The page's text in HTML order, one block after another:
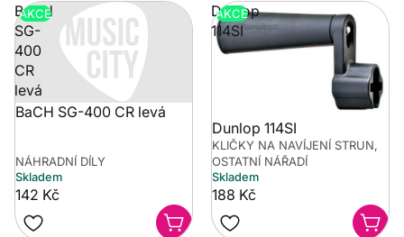
BaCH
SG-
400
CR
levá
AKCE
BaCH SG-400 CR levá
NÁHRADNÍ DÍLY
Skladem
142 Kč
Dunlop
114SI
AKCE
Dunlop 114SI
KLIČKY NA NAVÍJENÍ STRUN,
OSTATNÍ NÁŘADÍ
Skladem
188 Kč